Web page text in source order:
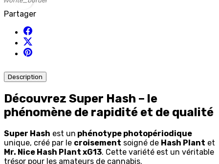
Partager
Description
Découvrez Super Hash – le
phénomène de rapidité et de qualité
Super Hash est un phénotype photopériodique
unique, créé par le croisement soigné de Hash Plant et
Mr. Nice Hash Plant xG13. Cette variété est un véritable
trésor pour les amateurs de cannabis.